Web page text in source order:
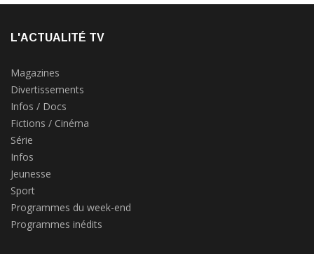
L'ACTUALITÉ TV
Magazines
Divertissements
Infos / Docs
Fictions / Cinéma
Série
Infos
Jeunesse
Sport
Programmes du week-end
Programmes inédits